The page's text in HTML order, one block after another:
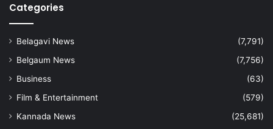
Categories
Belagavi News
(7,791)
Belgaum News
(7,756)
Business
(63)
Film & Entertainment
(579)
Kannada News
(25,681)